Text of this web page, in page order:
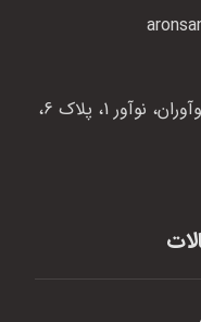
تهران، شهرک صنعتی پرند، خیابان نوآوران، نوآور 1، پلاک 6،